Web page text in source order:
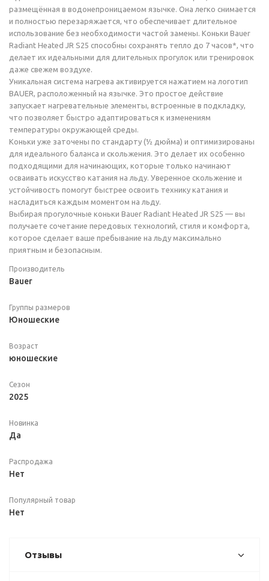
размещённая в водонепроницаемом язычке. Она легко снимается
и полностью перезаряжается, что обеспечивает длительное
использование без необходимости частой замены. Коньки Bauer
Radiant Heated JR S25 способны сохранять тепло до 7 часов*, что
делает их идеальными для длительных прогулок или тренировок
даже свежем воздухе.
Уникальная система нагрева активируется нажатием на логотип
BAUER, расположенный на язычке. Это простое действие
запускает нагревательные элементы, встроенные в подкладку,
что позволяет быстро адаптироваться к изменениям
температуры окружающей среды.
Коньки уже заточены по стандарту (1⁄2 дюйма) и оптимизированы
для идеального баланса и скольжения. Это делает их особенно
подходящими для начинающих, которые только начинают
осваивать искусство катания на льду. Уверенное скольжение и
устойчивость помогут быстрее освоить технику катания и
насладиться каждым моментом на льду.
Выбирая прогулочные коньки Bauer Radiant Heated JR S25 — вы
получаете сочетание передовых технологий, стиля и комфорта,
которое сделает ваше пребывание на льду максимально
приятным и безопасным.
Производитель
Bauer
Группы размеров
Юношеские
Возраст
юношеские
Сезон
2025
Новинка
Да
Распродажа
Нет
Популярный товар
Нет
Отзывы